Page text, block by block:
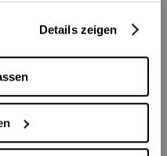
Details zeigen
auf
Berner